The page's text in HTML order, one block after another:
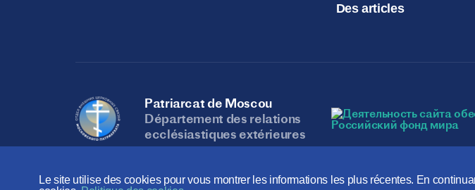
Le site utilise des cookies pour vous montrer les informations les plus récentes. En
Des articles
Patriarcat de Moscou
Département des relations
ecclésiastiques extérieures